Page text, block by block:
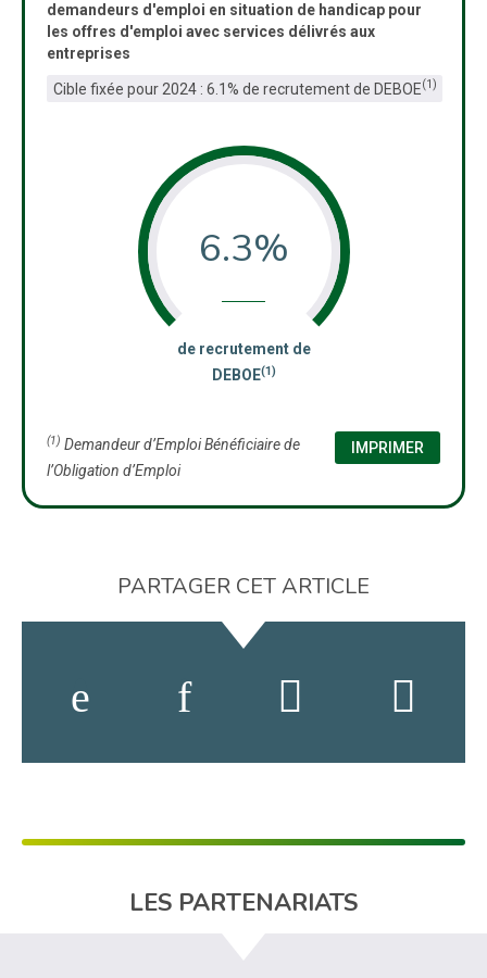
demandeurs d'emploi en situation de handicap pour
les offres d'emploi avec services délivrés aux
entreprises
Cible fixée pour 2024 : 6.1% de recrutement de DEBOE(1)
6.3%
:de recrutement de
DEBOE(1)
IMPRIMER
(1) Demandeur d’Emploi Bénéficiaire de
l’Obligation d’Emploi
PARTAGER CET ARTICLE
LES PARTENARIATS